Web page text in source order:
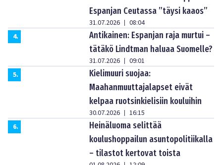
Espanjan Ceutassa ”täysi kaaos”
31.07.2026 | 08:04
4.
Antikainen: Espanjan raja murtui –
tätäkö Lindtman haluaa Suomelle?
31.07.2026 | 09:01
5.
Kielimuuri suojaa:
Maahanmuuttajalapset eivät
kelpaa ruotsinkielisiin kouluihin
30.07.2026 | 16:15
6.
Heinäluoma selittää
koulushoppailun asuntopolitiikalla
– tilastot kertovat toista